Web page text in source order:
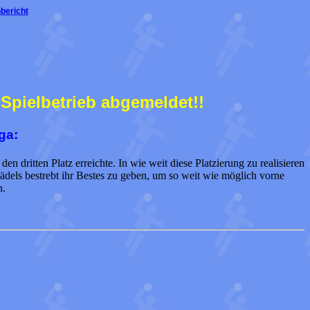
abgemeldet!!
dritten Platz erreichte. In wie weit diese Platzierung zu realisieren
bestrebt ihr Bestes zu geben, um so weit wie möglich vorne